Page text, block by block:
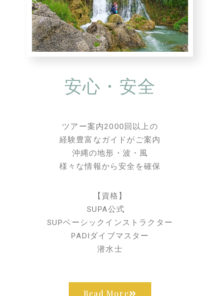
安心・安全
ツアー案内2000回以上の
経験豊富なガイドがご案内
沖縄の地形・波・風
様々な情報から安全を確保
【資格】
SUPA公式
SUPベーシックインストラクター
PADIダイブマスター
潜水士
Read More